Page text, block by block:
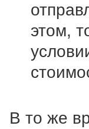
этом,
В то же